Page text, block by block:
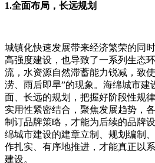
1.全面布局，长远规划
城镇化快速发展带来经济繁荣的同
高强度建设，也导致了一系列生态
流，水资源自然滞蓄能力锐减，致
涝、雨后即旱”的现象。海绵城市建
面、长远的规划，把握好阶段性规
实用性紧密结合，聚焦发展趋势，
制订品牌策略，才能为后续的品牌
绵城市建设的建章立制、规划编制
作扎实、有序地推进，才能真正以
建设。